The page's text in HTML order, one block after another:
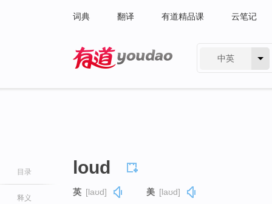
词典 翻译 有道精品课 云笔记
中英
目录
释义
loud
英 [laʊd] 美 [laʊd]